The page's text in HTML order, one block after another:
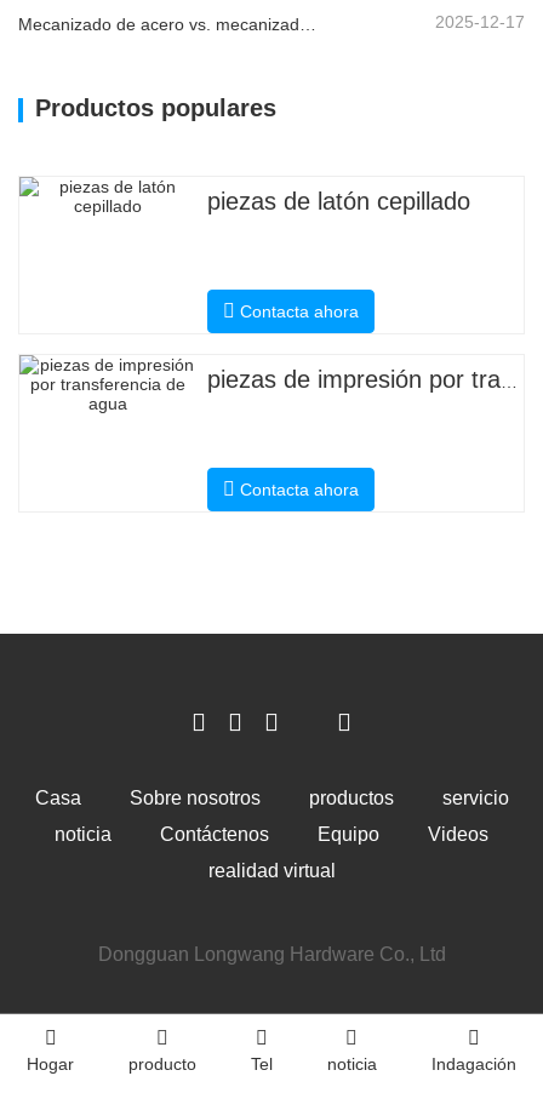
2025-12-17
Productos populares
piezas de latón cepillado
Contacta ahora
Contacta ahora
Casa Sobre nosotros productos
servicio
noticia
Contáctenos Equipo
Videos
realidad virtual
Dongguan Longwang Hardware Co., Ltd
Hogar producto Tel noticia Indagación